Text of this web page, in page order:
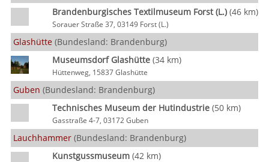
Brandenburgisches Textilmuseum Forst (L.)(46 km)
Sorauer Straße 37, 03149 Forst (L.)
Glashütte (Bundesland: Brandenburg)
Museumsdorf Glashütte(34 km)
Hüttenweg, 15837 Glashütte
Guben (Bundesland: Brandenburg)
Technisches Museum der Hutindustrie(50 km)
Gasstraße 4-7, 03172 Guben
Lauchhammer (Bundesland: Brandenburg)
Kunstgussmuseum(42 km)